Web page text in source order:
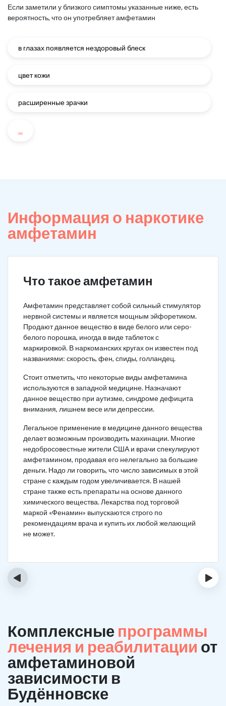
Если заметили у близкого симптомы указанные ниже, есть
вероятность, что он употребляет амфетамин
в глазах появляется нездоровый блеск
цвет кожи
расширенные зрачки
...
Информация о наркотике
амфетамин
Что такое амфетамин
Амфетамин представляет собой сильный стимулятор
нервной системы и является мощным эйфоретиком.
Продают данное вещество в виде белого или серо-
белого порошка, иногда в виде таблеток с
маркировкой. В наркоманских кругах он известен под
названиями: скорость, фен, спиды, голландец.
Стоит отметить, что некоторые виды амфетамина
используются в западной медицине. Назначают
данное вещество при аутизме, синдроме дефицита
внимания, лишнем весе или депрессии.
Легальное применение в медицине данного вещества
делает возможным производить махинации. Многие
недобросовестные жители США и врачи спекулируют
амфетамином, продавая его нелегально за большие
деньги. Надо ли говорить, что число зависимых в этой
стране с каждым годом увеличивается. В нашей
стране также есть препараты на основе данного
химического вещества. Лекарства под торговой
маркой «Фенамин» выпускаются строго по
рекомендациям врача и купить их любой желающий
не может.
‹ ›
Комплексные программы
лечения и реабилитации от
амфетаминовой
зависимости в
Будённовске